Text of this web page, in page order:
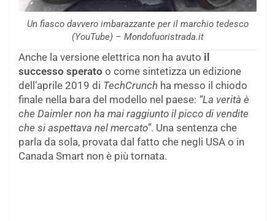
Un fiasco davvero imbarazzante per il marchio tedesco
(YouTube) – Mondofuoristrada.it
Anche la versione elettrica non ha avuto il
successo sperato o come sintetizza un edizione
dell’aprile 2019 di TechCrunch ha messo il chiodo
finale nella bara del modello nel paese: “La verità è
che Daimler non ha mai raggiunto il picco di vendite
che si aspettava nel mercato”. Una sentenza che
parla da sola, provata dal fatto che negli USA o in
Canada Smart non è più tornata.